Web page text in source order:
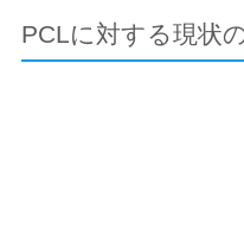
PCLに対する現状